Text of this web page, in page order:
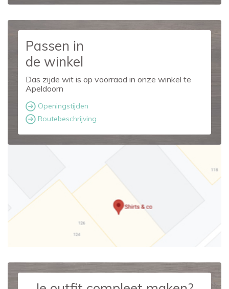
Passen in
de winkel
Das zijde wit is op voorraad in onze winkel te
Apeldoorn
Openingstijden
Routebeschrijving